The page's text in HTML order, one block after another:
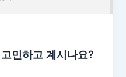
민하고 계시나요?